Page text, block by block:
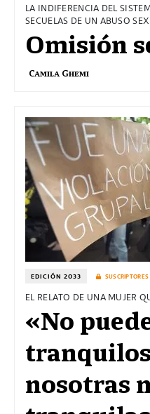
LA INDIFERENCIA DEL
SECUELAS DE UN ABUSO
Omisión
Camila Ghemi
EDICIÓN 2033 SUSCRIPTORES
EL RELATO DE UNA MUJER
«No
nosotras